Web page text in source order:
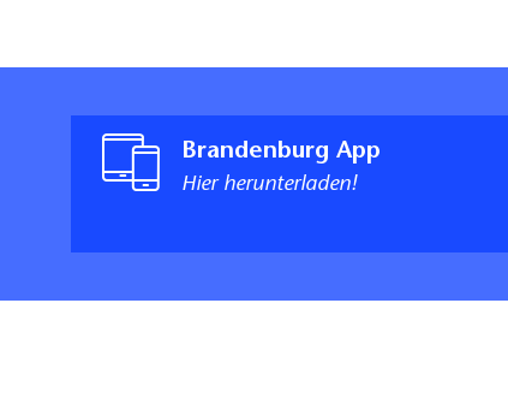
Brandenburg App
Hier herunterladen!